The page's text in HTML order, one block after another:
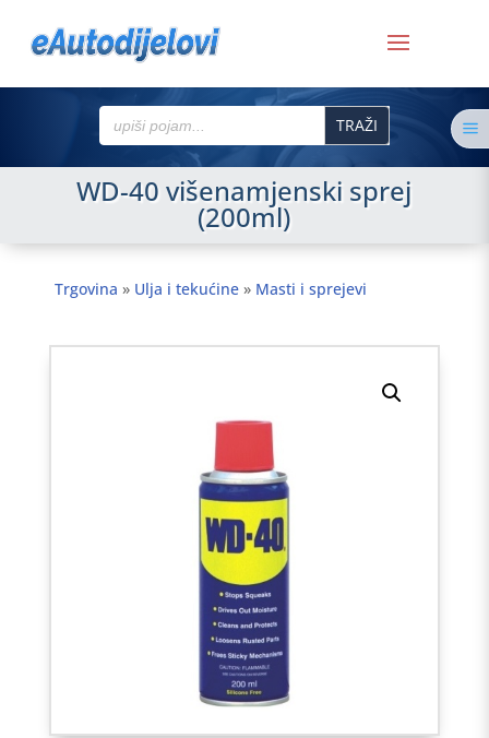
Search
for:
WD-40 višenamjenski sprej
(200ml)
Trgovina » Ulja i tekućine» Masti i sprejevi
a